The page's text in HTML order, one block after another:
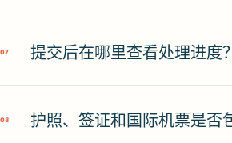
07 提交后在哪里查看处理进度？
08 护照、签证和国际机票是否